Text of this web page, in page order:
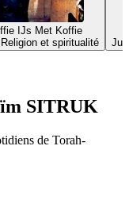
IJs Met Koffie
et spiritualité
SITRUK
de Torah-